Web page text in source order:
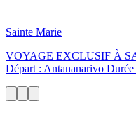
Sainte Marie
VOYAGE EXCLUSIF À
Départ : Antananarivo